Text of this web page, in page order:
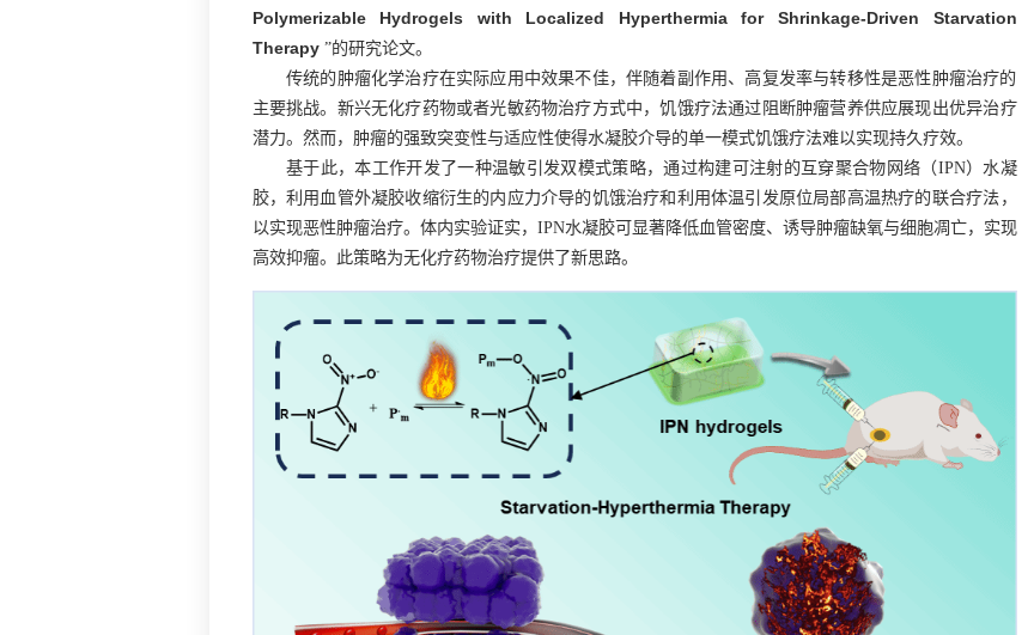
Polymerizable Hydrogels with Localized Hyperthermia for Shrinkage-Driven Starvation
Therapy ”的研究论文。
传统的肿瘤化学治疗在实际应用中效果不佳，伴随着副作用、高复发率与转移性是恶性肿瘤治疗的
主要挑战。新兴无化疗药物或者光敏药物治疗方式中，饥饿疗法通过阻断肿瘤营养供应展现出优异治疗
潜力。然而，肿瘤的强致突变性与适应性使得水凝胶介导的单一模式饥饿疗法难以实现持久疗效。
基于此，本工作开发了一种温敏引发双模式策略，通过构建可注射的互穿聚合物网络（IPN）水凝
胶，利用血管外凝胶收缩衍生的内应力介导的饥饿治疗和利用体温引发原位局部高温热疗的联合疗法，
以实现恶性肿瘤治疗。体内实验证实，IPN水凝胶可显著降低血管密度、诱导肿瘤缺氧与细胞凋亡，实现
高效抑瘤。此策略为无化疗药物治疗提供了新思路。